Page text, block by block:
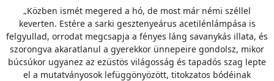
„Közben ismét megered a hó, de most már némi széllel
keverten. Estére a sarki gesztenyeárus acetilénlámpása is
felgyullad, orrodat megcsapja a fényes láng savanykás illata, és
szorongva akaratlanul a gyerekkor ünnepeire gondolsz, mikor
búcsúkor ugyanez az ezüstös világosság és tapadós szag lepte
el a mutatványosok lefüggönyözött, titokzatos bódéinak